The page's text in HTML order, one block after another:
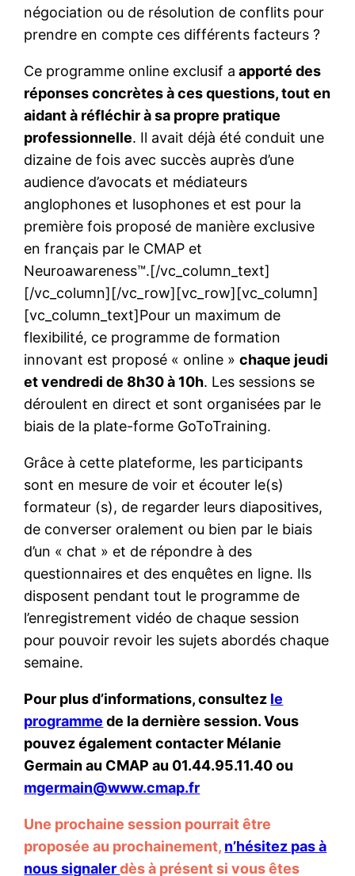
négociation ou de résolution de conflits pour
prendre en compte ces différents facteurs ?
Ce programme online exclusif a apporté des
réponses concrètes à ces questions, tout en
aidant à réfléchir à sa propre pratique
professionnelle. Il avait déjà été conduit une
dizaine de fois avec succès auprès d’une
audience d’avocats et médiateurs
anglophones et lusophones et est pour la
première fois proposé de manière exclusive
en français par le CMAP et
Neuroawareness™.[/vc_column_text]
[/vc_column][/vc_row][vc_row][vc_column]
[vc_column_text]Pour un maximum de
flexibilité, ce programme de formation
innovant est proposé « online »chaque jeudi
et vendredi de 8h30 à 10h. Les sessions se
déroulent en direct et sont organisées par le
biais de la plate-forme GoToTraining.
Grâce à cette plateforme, les participants
sont en mesure de voir et écouter le(s)
formateur (s), de regarder leurs diapositives,
de converser oralement ou bien par le biais
d’un « chat » et de répondre à des
questionnaires et des enquêtes en ligne. Ils
disposent pendant tout le programme de
l’enregistrement vidéo de chaque session
pour pouvoir revoir les sujets abordés chaque
semaine.
Pour plus d’informations, consultez le
programme de la dernière session. Vous
pouvez également contacter Mélanie
Germain au CMAP au 01.44.95.11.40 ou
mgermain@www.cmap.fr
Une prochaine session pourrait être
proposée au prochainement, n’hésitez pas à
nous signalerdès à présent si vous êtes